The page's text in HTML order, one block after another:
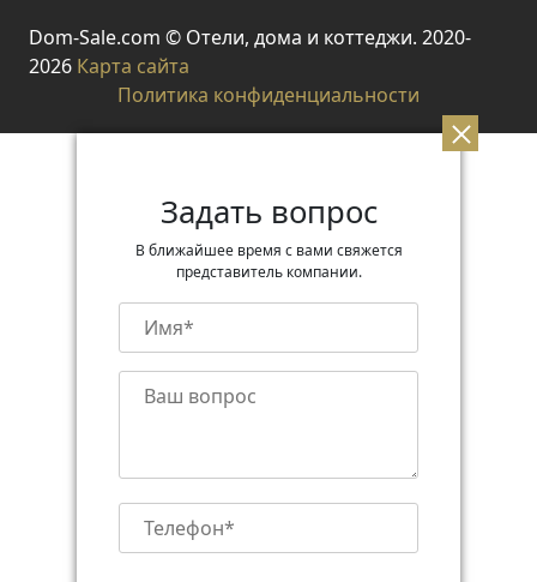
Dom-Sale.com © Отели, дома и коттеджи. 2020-
2026 Карта сайта
Политика конфиденциальности
Задать вопрос
В ближайшее время с вами свяжется
представитель компании.